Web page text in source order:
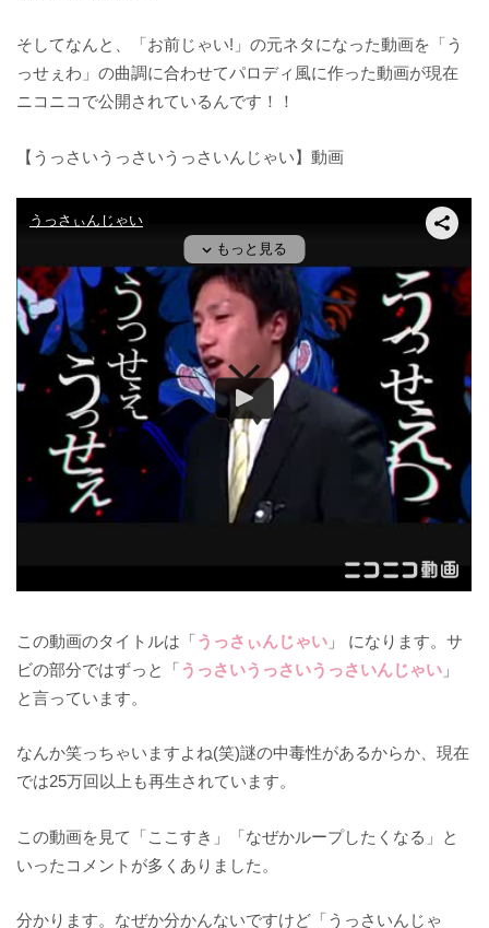
そしてなんと、「お前じゃい!」の元ネタになった動画を「う
っせぇわ」の曲調に合わせてパロディ風に作った動画が現在
ニコニコで公開されているんです！！
【うっさいうっさいうっさいんじゃい】動画
この動画のタイトルは「うっさぃんじゃい 」 になります。サ
ビの部分ではずっと「うっさいうっさいうっさいんじゃい 」
と言っています。
なんか笑っちゃいますよね(笑)謎の中毒性があるからか、現在
では25万回以上も再生されています。
この動画を見て「ここすき」「なぜかループしたくなる」と
いったコメントが多くありました。
分かります。なぜか分かんないですけど「うっさいんじゃ